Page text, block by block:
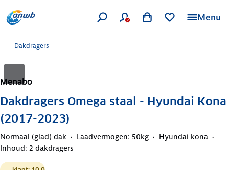
Menu
Dakdragers
Menabo
Dakdragers Omega staal - Hyundai Kona
(2017-2023)
Normaal (glad) dak Laadvermogen: 50kg
Hyundai kona
Inhoud: 2 dakdragers